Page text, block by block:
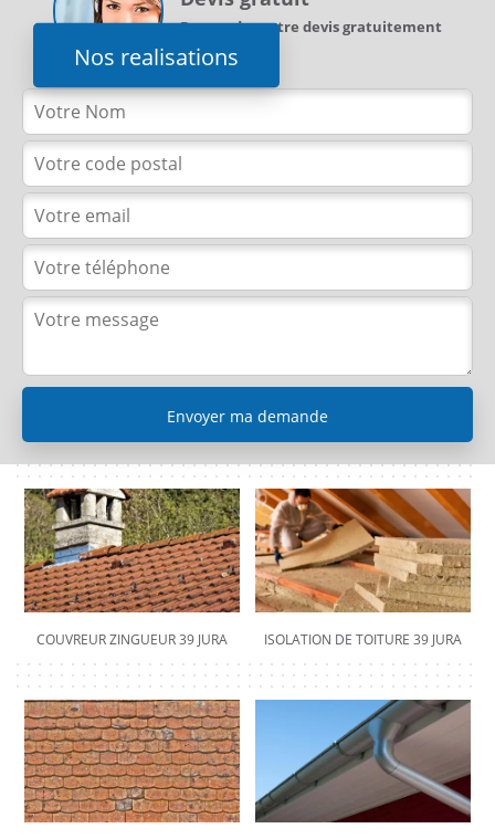
Nos realisations
Demandez votre devis gratuitement
COUVREUR ZINGUEUR 39 JURA ISOLATION DE TOITURE 39 JURA